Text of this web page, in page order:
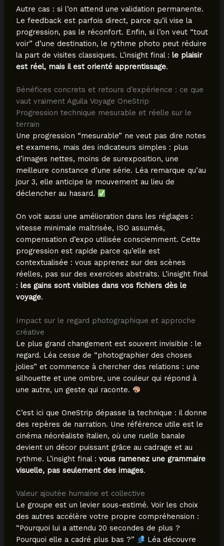
Autre cas : si l’on attend une validation permanente.
Le feedback est parfois direct, parce qu’il vise la
progression, pas le réconfort. Enfin, si l’on veut “tout
voir” d’une destination, le rythme photo peut réduire
la part de visites classiques. L’insight final : le plaisir
est réel, mais il est orienté apprentissage.
Bénéfices concrets et retours d’expérience : ce que
vaut vraiment Aguila Voyage OneStrip
Progression technique mesurable et réelle sur le
terrain
Une progression “mesurable” ne veut pas dire notes
et examens, mais des indicateurs simples : plus
d’images nettes, moins de surexposition, une
meilleure constance d’une série. Léa remarque qu’au
jour 3, elle anticipe le mouvement au lieu de
déclencher au hasard.
On voit aussi une amélioration dans les réglages :
vitesse minimale maîtrisée, ISO assumés,
compensation d’expo utilisée consciemment. Cette
progression est rapide parce qu’elle est
contextualisée : vous apprenez sur des scènes
réelles, pas sur des exercices abstraits. L’insight final
: les gains sont visibles dans vos fichiers dès le
voyage.
Impact sur le regard photographique et approche
créative
Le plus grand changement est souvent invisible : le
regard. Léa cesse de “photographier des choses
jolies” et commence à chercher des relations : une
silhouette et une ombre, une couleur qui répond à
une autre, un geste qui raconte.
C’est ici que OneStrip dépasse la technique : il donne
des repères de narration. Une référence utile est le
cinéma néoréaliste italien, où une ruelle banale
devient un décor puissant grâce au cadrage et au
rythme. L’insight final : vous ramenez une grammaire
visuelle, pas seulement des images.
Valeur ajoutée humaine et collective
Le groupe est un levier sous-estimé. Voir les choix
des autres accélère votre propre compréhension :
“Pourquoi lui a attendu 20 secondes de plus ?
Pourquoi elle a cadré plus bas ?”
Léa découvre